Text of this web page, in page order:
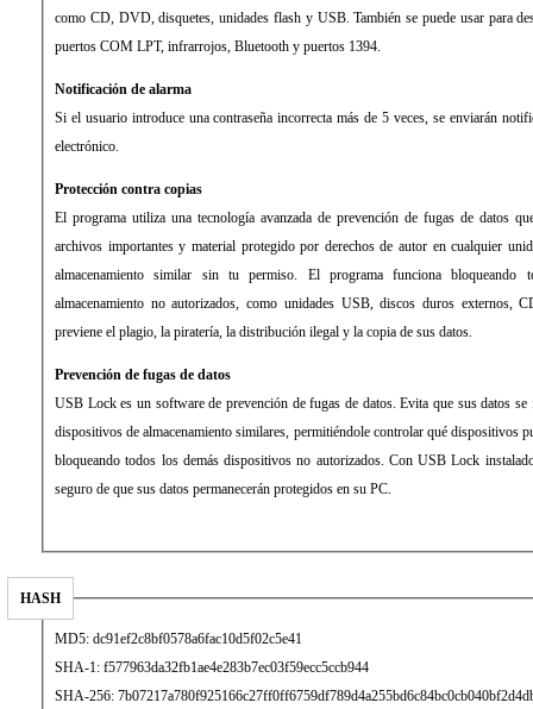
como CD, DVD, disquetes, unidades flash y USB. También se puede usar para
puertos COM LPT, infrarrojos, Bluetooth y puertos 1394.
Notificación de alarma
Si el usuario introduce una contraseña incorrecta más de 5 veces, se enviarán
electrónico.
Protección contra copias
El programa utiliza una tecnología avanzada de prevención de fugas de datos
archivos importantes y material protegido por derechos de autor en cualquier
almacenamiento similar sin tu permiso. El programa funciona
almacenamiento no autorizados, como unidades USB, discos duros externos,
previene el plagio, la piratería, la distribución ilegal y la copia de sus datos.
Prevención de fugas de datos
USB Lock es un software de prevención de fugas de datos. Evita que sus datos
dispositivos de almacenamiento similares, permitiéndole controlar qué dispositivos
bloqueando todos los demás dispositivos no autorizados. Con USB Lock
seguro de que sus datos permanecerán protegidos en su PC.
HASH
MD5: dc91ef2c8bf0578a6fac10d5f02c5e41
SHA-1: f577963da32fb1ae4e283b7ec03f59ecc5ccb944
SHA-256: